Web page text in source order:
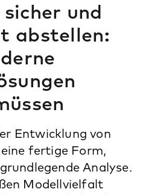
und
abstellen:
Entwicklung von
fertige Form,
Analyse.
Modellvielfalt